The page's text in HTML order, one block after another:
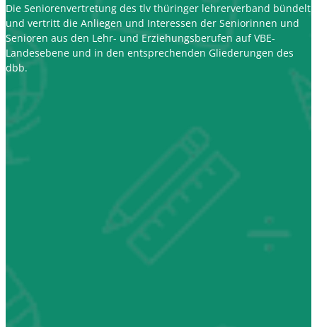
Die Seniorenvertretung des tlv thüringer lehrerverband bündelt
und vertritt die Anliegen und Interessen der Seniorinnen und
Senioren aus den Lehr- und Erziehungsberufen auf VBE-
Landesebene und in den entsprechenden Gliederungen des
dbb.